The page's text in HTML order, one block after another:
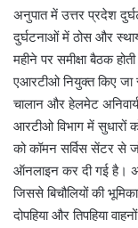
अनुपात में उत्तर प्रदेश
दुर्घटनाओं में ठोस और
महीने पर समीक्षा बैठक
एआरटीओ नियुक्त किए जा
चालान और हेलमेट
आरटीओ विभाग में सुधारों
को कॉमन सर्विस सेंटर से
ऑनलाइन कर दी गई है। अब
जिससे बिचौलियों की
दोपहिया और तिपहिया